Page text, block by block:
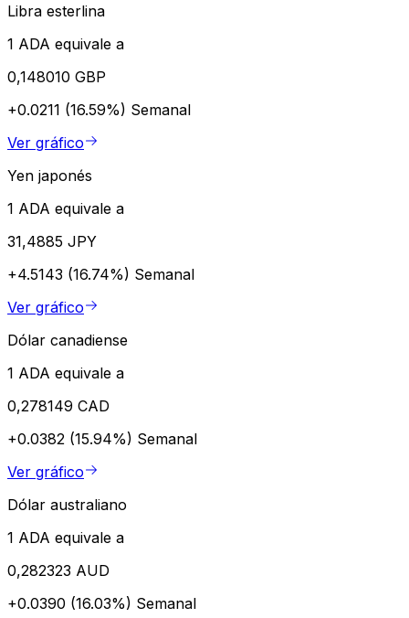
Libra esterlina
1 ADA equivale a
0,148010 GBP
+0.0211 (16.59%) Semanal
Ver gráfico
Yen japonés
1 ADA equivale a
31,4885 JPY
+4.5143 (16.74%) Semanal
Ver gráfico
Dólar canadiense
1 ADA equivale a
0,278149 CAD
+0.0382 (15.94%) Semanal
Ver gráfico
Dólar australiano
1 ADA equivale a
0,282323 AUD
+0.0390 (16.03%) Semanal